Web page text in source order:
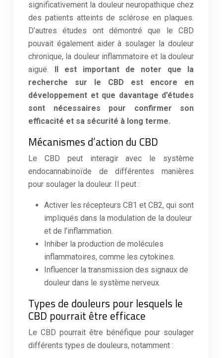
significativement la douleur neuropathique chez
des patients atteints de sclérose en plaques.
D’autres études ont démontré que le CBD
pouvait également aider à soulager la douleur
chronique, la douleur inflammatoire et la douleur
aiguë. Il est important de noter que la
recherche sur le CBD est encore en
développement et que davantage d’études
sont nécessaires pour confirmer son
efficacité et sa sécurité à long terme.
Mécanismes d’action du CBD
Le CBD peut interagir avec le système
endocannabinoïde de différentes manières
pour soulager la douleur. Il peut :
Activer les récepteurs CB1 et CB2, qui sont
impliqués dans la modulation de la douleur
et de l’inflammation.
Inhiber la production de molécules
inflammatoires, comme les cytokines.
Influencer la transmission des signaux de
douleur dans le système nerveux.
Types de douleurs pour lesquels le
CBD pourrait être efficace
Le CBD pourrait être bénéfique pour soulager
différents types de douleurs, notamment :